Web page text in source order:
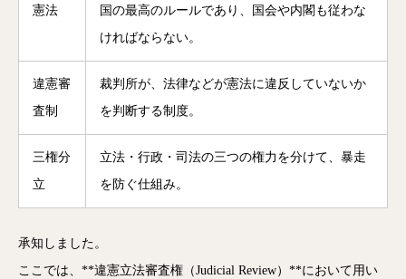
憲法
国の最高のルールであり、国会や内閣も従わな
ければならない。
違憲審
査制
裁判所が、法律などが憲法に違反していないか
を判断する制度。
三権分
立
立法・行政・司法の三つの権力を分けて、暴走
を防ぐ仕組み。
承知しました。
ここでは、**違憲立法審査権（Judicial Review）**において用い